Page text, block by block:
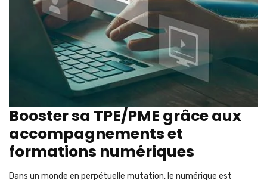
Booster sa TPE/PME grâce aux
accompagnements et
formations numériques
Dans un monde en perpétuelle mutation, le numérique est